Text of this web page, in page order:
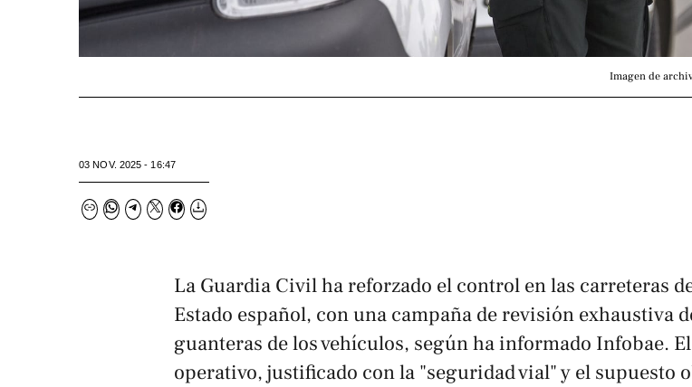
Imagen de
03 NOV. 2025 - 16:47
La Guardia Civil ha reforzado el control en las carreteras
Estado español, con una campaña de revisión exhaustiva
guanteras de los vehículos, según ha informado Infobae. El
operativo, justificado con la "seguridad vial" y el supuesto